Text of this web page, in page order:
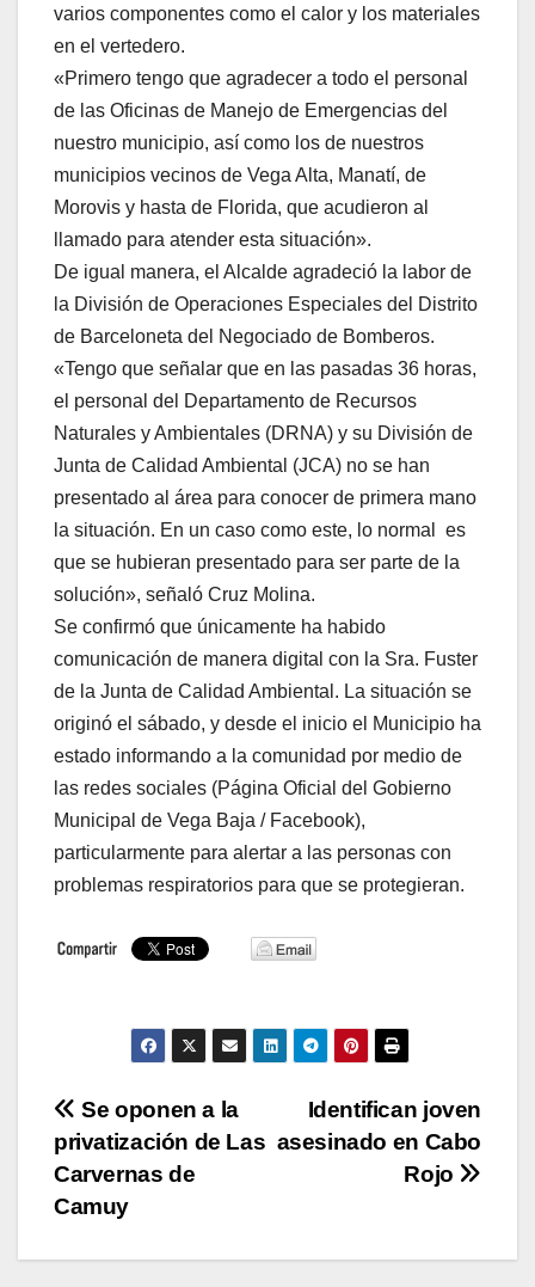
varios componentes como el calor y los materiales
en el vertedero.
«Primero tengo que agradecer a todo el personal
de las Oficinas de Manejo de Emergencias del
nuestro municipio, así como los de nuestros
municipios vecinos de Vega Alta, Manatí, de
Morovis y hasta de Florida, que acudieron al
llamado para atender esta situación».
De igual manera, el Alcalde agradeció la labor de
la División de Operaciones Especiales del Distrito
de Barceloneta del Negociado de Bomberos.
«Tengo que señalar que en las pasadas 36 horas,
el personal del Departamento de Recursos
Naturales y Ambientales (DRNA) y su División de
Junta de Calidad Ambiental (JCA) no se han
presentado al área para conocer de primera mano
la situación. En un caso como este, lo normal es
que se hubieran presentado para ser parte de la
solución», señaló Cruz Molina.
Se confirmó que únicamente ha habido
comunicación de manera digital con la Sra. Fuster
de la Junta de Calidad Ambiental. La situación se
originó el sábado, y desde el inicio el Municipio ha
estado informando a la comunidad por medio de
las redes sociales (Página Oficial del Gobierno
Municipal de Vega Baja / Facebook),
particularmente para alertar a las personas con
problemas respiratorios para que se protegieran.
Navegación
de
entradas
Identifican joven
asesinado en Cabo
Rojo
Se oponen a la
privatización de Las
Carvernas de
Camuy